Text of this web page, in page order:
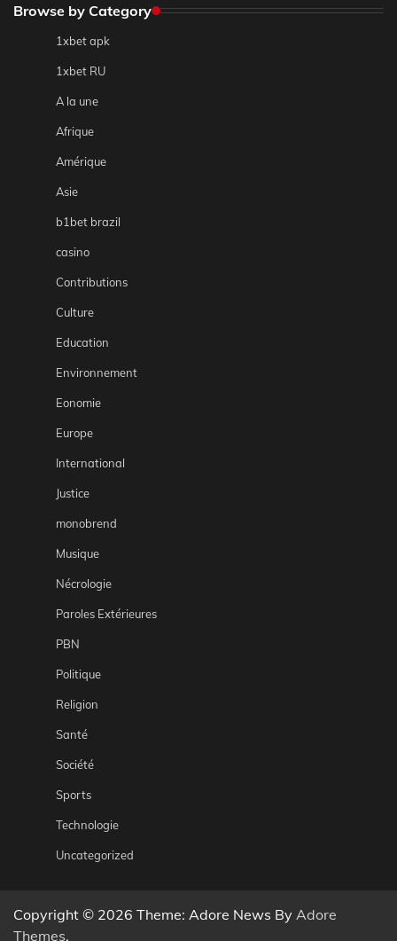
Browse by Category
1xbet apk
1xbet RU
A la une
Afrique
Amérique
Asie
b1bet brazil
casino
Contributions
Culture
Education
Environnement
Eonomie
Europe
International
Justice
monobrend
Musique
Nécrologie
Paroles Extérieures
PBN
Politique
Religion
Santé
Société
Sports
Technologie
Uncategorized
Copyright © 2026 Theme: Adore News By Adore
Themes.